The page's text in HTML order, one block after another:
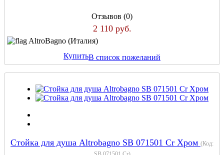
Отзывов (0)
2 110 руб.
AltroBagno (Италия)
КупитьВ список пожеланий
Стойка для душа Altrobagno SB 071501 Cr Хром (Код: